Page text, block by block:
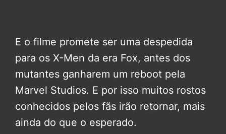
E o filme promete ser uma despedida
para os X-Men da era Fox, antes dos
mutantes ganharem um reboot pela
Marvel Studios. E por isso muitos rostos
conhecidos pelos fãs irão retornar, mais
ainda do que o esperado.